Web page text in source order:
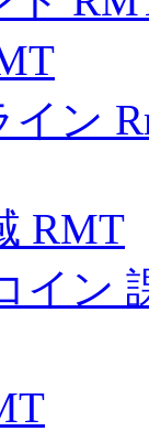
イン
RMT
イン